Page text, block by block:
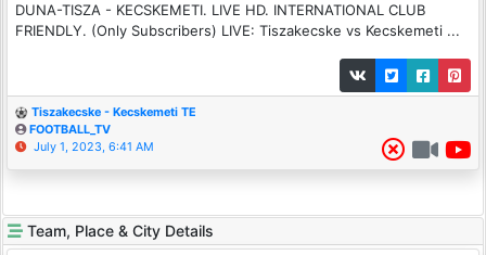
DUNA-TISZA - KECSKEMETI. LIVE HD. INTERNATIONAL CLUB
FRIENDLY. (Only Subscribers) LIVE: Tiszakecske vs Kecskemeti ...
Tiszakecske - Kecskemeti TE
FOOTBALL_TV
July 1, 2023, 6:41 AM
Team, Place & City Details